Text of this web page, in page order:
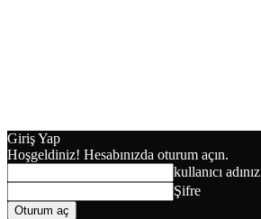
Giriş Yap
Hoşgeldiniz! Hesabınızda oturum açın.
kullanıcı adınız
Şifre